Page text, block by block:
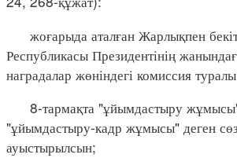
жоғарыда аталған Жарлықпен
Республикасы Президентінің
наградалар жөніндегі комиссия
8-тармақта "ұйымдастыру жұмысы"
"ұйымдастыру-кадр жұмысы" деген
ауыстырылсын;